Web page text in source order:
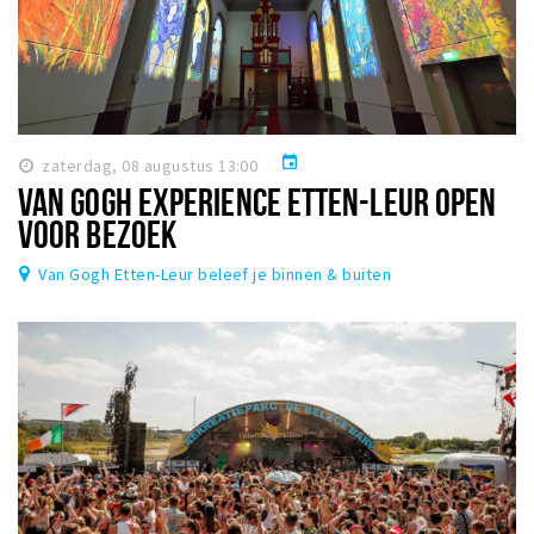
zaterdag, 08 augustus 13:00 event
VAN GOGH EXPERIENCE ETTEN-LEUR OPEN
VOOR BEZOEK
Van Gogh Etten-Leur beleef je binnen & buiten